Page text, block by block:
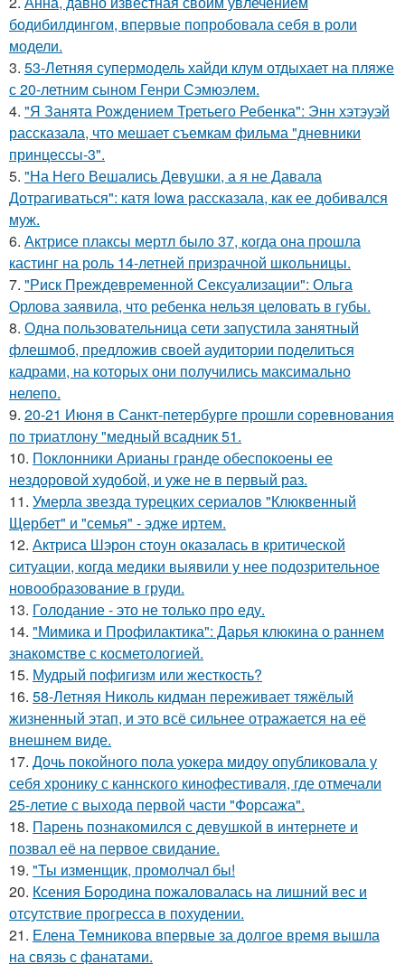
бодибилдингом, впервые попробовала себя в роли
модели.
3. 53-Летняя супермодель хайди клум отдыхает на пляже
с 20-летним сыном Генри Сэмюэлем.
4. "Я Занята Рождением Третьего Ребенка": Энн хэтэуэй
рассказала, что мешает съемкам фильма "дневники
принцессы-3".
5. "На Него Вешались Девушки, а я не Давала
Дотрагиваться": катя Iowa рассказала, как ее добивался
муж.
6. Актрисе плаксы мертл было 37, когда она прошла
кастинг на роль 14-летней призрачной школьницы.
7. "Риск Преждевременной Сексуализации": Ольга
Орлова заявила, что ребенка нельзя целовать в губы.
8. Одна пользовательница сети запустила занятный
флешмоб, предложив своей аудитории поделиться
кадрами, на которых они получились максимально
нелепо.
9. 20-21 Июня в Санкт-петербурге прошли соревнования
по триатлону "медный всадник 51.
10. Поклонники Арианы гранде обеспокоены ее
нездоровой худобой, и уже не в первый раз.
11. Умерла звезда турецких сериалов "Клюквенный
Щербет" и "семья" - эдже иртем.
12. Актриса Шэрон стоун оказалась в критической
ситуации, когда медики выявили у нее подозрительное
новообразование в груди.
13. Голодание - это не только про еду.
14. "Мимика и Профилактика": Дарья клюкина о раннем
знакомстве с косметологией.
15. Мудрый пофигизм или жесткость?
16. 58-Летняя Николь кидман переживает тяжёлый
жизненный этап, и это всё сильнее отражается на её
внешнем виде.
17. Дочь покойного пола уокера мидоу опубликовала у
себя хронику с каннского кинофестиваля, где отмечали
25-летие с выхода первой части "Форсажа".
18. Парень познакомился с девушкой в интернете и
позвал её на первое свидание.
19. "Ты изменщик, промолчал бы!
20. Ксения Бородина пожаловалась на лишний вес и
отсутствие прогресса в похудении.
21. Елена Темникова впервые за долгое время вышла
на связь с фанатами.